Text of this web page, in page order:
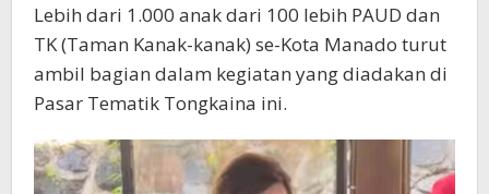
Lebih dari 1.000 anak dari 100 lebih PAUD dan
TK (Taman Kanak-kanak) se-Kota Manado turut
ambil bagian dalam kegiatan yang diadakan di
Pasar Tematik Tongkaina ini.